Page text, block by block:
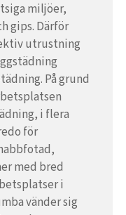
miljöer,
gips. Därför
utrustning
På grund
i flera
för
med bred
i
vänder sig